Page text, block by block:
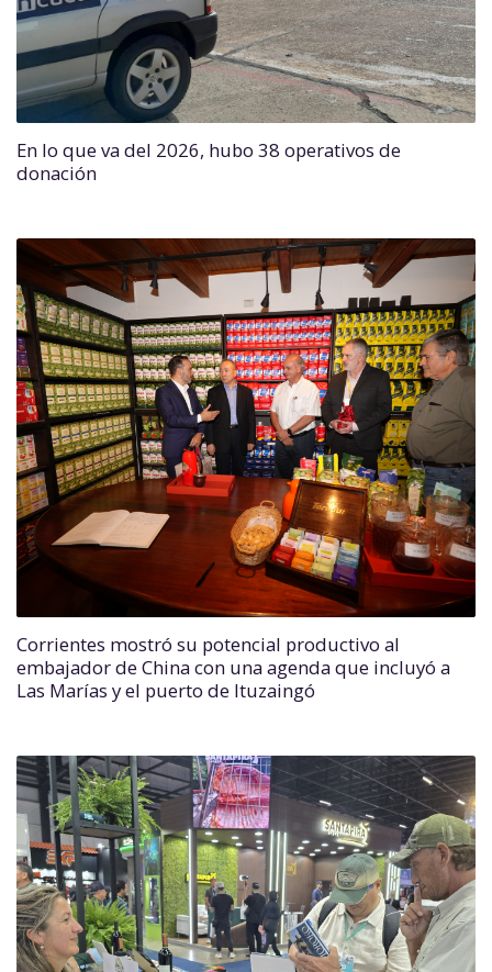
En lo que va del 2026, hubo 38 operativos de
donación
Corrientes mostró su potencial productivo al
embajador de China con una agenda que incluyó a
Las Marías y el puerto de Ituzaingó